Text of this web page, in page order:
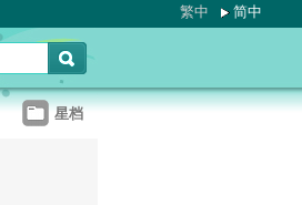
繁中 简中
星档